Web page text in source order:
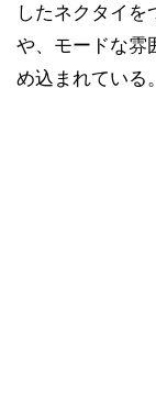
したネクタイ
や、モードな雰
め込まれている。